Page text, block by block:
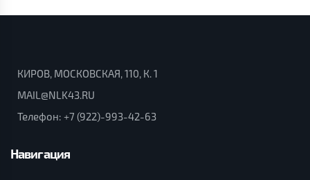
КИРОВ, МОСКОВСКАЯ, 110, К. 1
MAIL@NLK43.RU
Телефон: +7 (922)-993-42-63
Навигация